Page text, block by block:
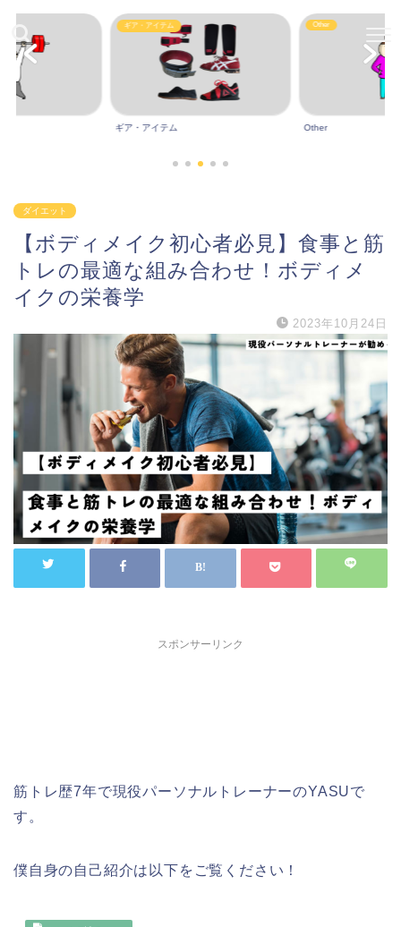
ギア・アイテム
ギア・アイテム
Other
Other
ダイエット
【ボディメイク初心者必見】食事と筋
トレの最適な組み合わせ！ボディメ
イクの栄養学
2023年10月24日
スポンサーリンク
筋トレ歴7年で現役パーソナルトレーナーのYASUで
す。
僕自身の自己紹介は以下をご覧ください！